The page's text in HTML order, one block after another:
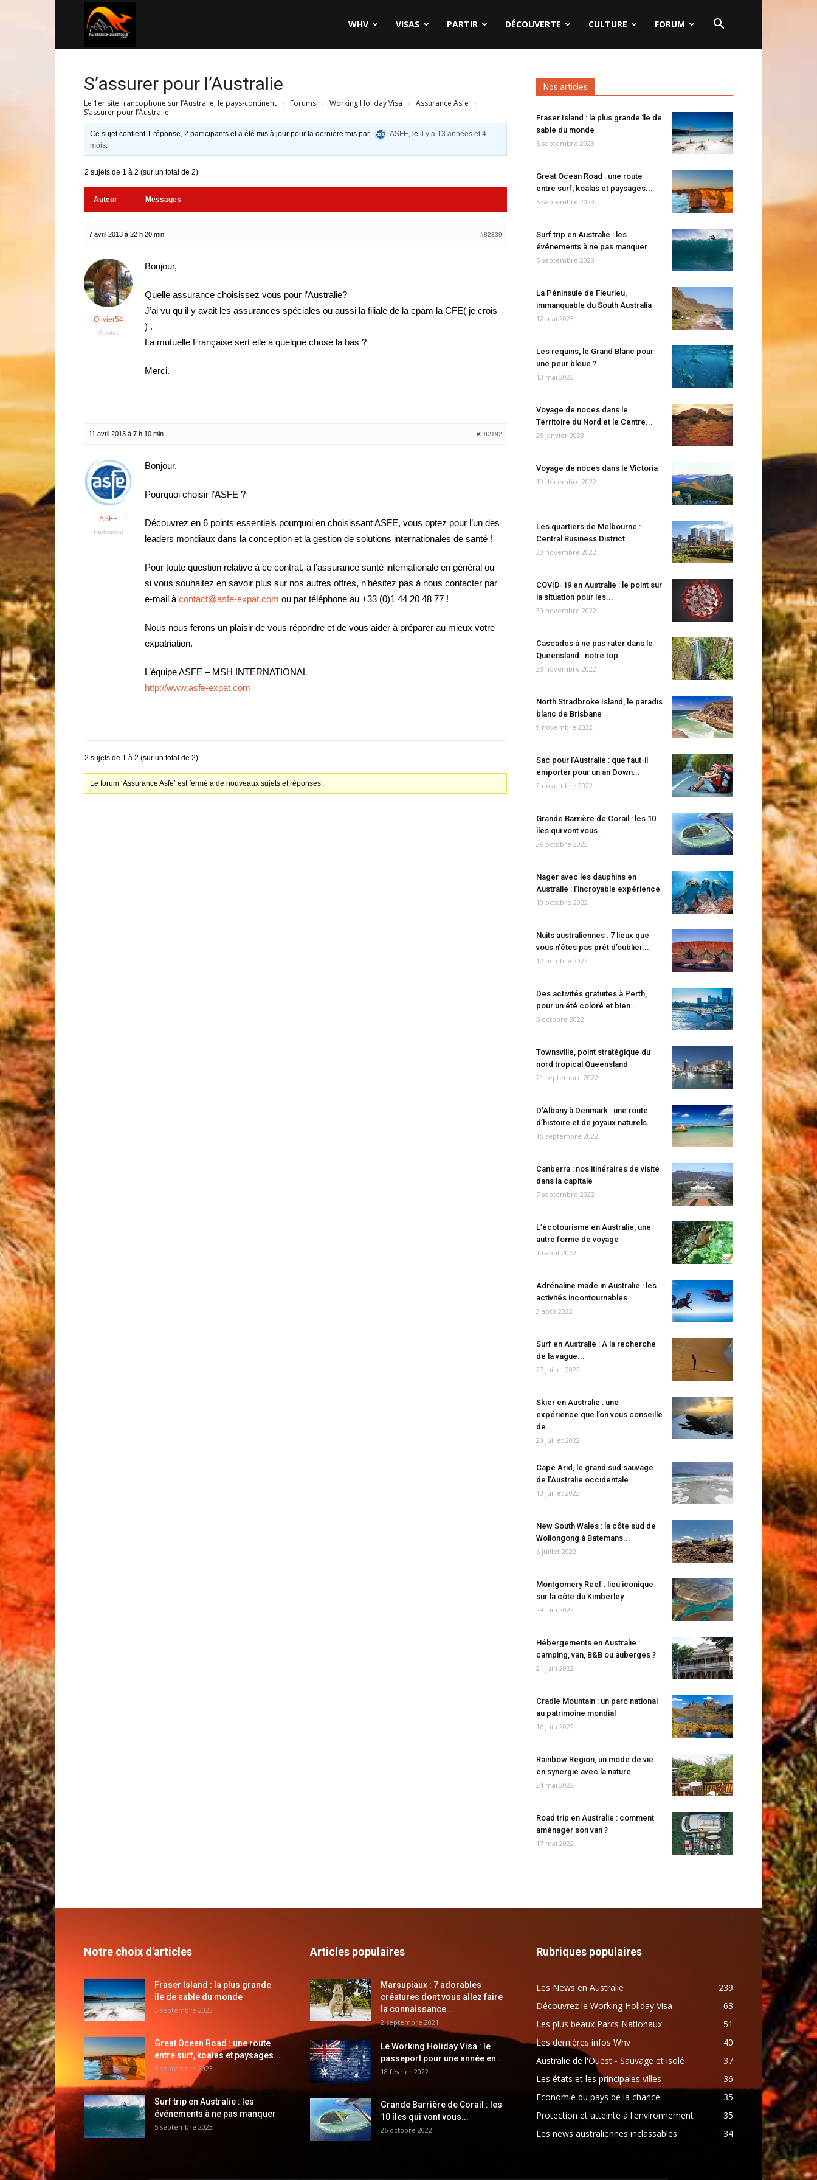
WHV VISAS PARTIR DÉCOUVERTE CULTURE FORUM
S’assurer pour l’Australie
Le 1er site francophone sur l’Australie, le pays-continent › Forums › Working Holiday Visa › Assurance Asfe ›
S’assurer pour l’Australie
Ce sujet contient 1 réponse, 2 participants et a été mis à jour pour la dernière fois par ASFE, leil y a 13 années et 4
mois.
2 sujets de 1 à 2 (sur un total de 2)
Auteur Messages
7 avril 2013 à 22 h 20 min #82339
Olivier54
Membre
Bonjour,
Quelle assurance choisissez vous pour l’Australie?
J’ai vu qu il y avait les assurances spéciales ou aussi la filiale de la cpam la CFE( je crois
) .
La mutuelle Française sert elle à quelque chose la bas ?
Merci.
11 avril 2013 à 7 h 10 min #382192
ASFE
Participant
Bonjour,
Pourquoi choisir l’ASFE ?
Découvrez en 6 points essentiels pourquoi en choisissant ASFE, vous optez pour l’un des
leaders mondiaux dans la conception et la gestion de solutions internationales de santé !
Pour toute question relative à ce contrat, à l’assurance santé internationale en général ou
si vous souhaitez en savoir plus sur nos autres offres, n’hésitez pas à nous contacter par
e-mail à contact@asfe-expat.com ou par téléphone au +33 (0)1 44 20 48 77 !
Nous nous ferons un plaisir de vous répondre et de vous aider à préparer au mieux votre
expatriation.
L’équipe ASFE – MSH INTERNATIONAL
http://www.asfe-expat.com
2 sujets de 1 à 2 (sur un total de 2)
Le forum ‘Assurance Asfe’ est fermé à de nouveaux sujets et réponses.
Nos articles
Fraser Island : la plus grande île de
sable du monde
5 septembre 2023
Great Ocean Road : une route
entre surf, koalas et paysages...
5 septembre 2023
Surf trip en Australie : les
événements à ne pas manquer
5 septembre 2023
La Péninsule de Fleurieu,
immanquable du South Australia
12 mai 2023
Les requins, le Grand Blanc pour
une peur bleue ?
10 mai 2023
Voyage de noces dans le
Territoire du Nord et le Centre...
25 janvier 2023
Voyage de noces dans le Victoria
19 décembre 2022
Les quartiers de Melbourne :
Central Business District
30 novembre 2022
COVID-19 en Australie : le point sur
la situation pour les...
30 novembre 2022
Cascades à ne pas rater dans le
Queensland : notre top...
23 novembre 2022
North Stradbroke Island, le paradis
blanc de Brisbane
9 novembre 2022
Sac pour l’Australie : que faut-il
emporter pour un an Down...
2 novembre 2022
Grande Barrière de Corail : les 10
îles qui vont vous...
26 octobre 2022
Nager avec les dauphins en
Australie : l’incroyable expérience
19 octobre 2022
Nuits australiennes : 7 lieux que
vous n’êtes pas prêt d’oublier...
12 octobre 2022
Des activités gratuites à Perth,
pour un été coloré et bien...
5 octobre 2022
Townsville, point stratégique du
nord tropical Queensland
21 septembre 2022
D’Albany à Denmark : une route
d’histoire et de joyaux naturels
15 septembre 2022
Canberra : nos itinéraires de visite
dans la capitale
7 septembre 2022
L’écotourisme en Australie, une
autre forme de voyage
10 août 2022
Adrénaline made in Australie : les
activités incontournables
3 août 2022
Surf en Australie : A la recherche
de la vague...
27 juillet 2022
Skier en Australie : une
expérience que l’on vous conseille
de...
20 juillet 2022
Cape Arid, le grand sud sauvage
de l’Australie occidentale
13 juillet 2022
New South Wales : la côte sud de
Wollongong à Batemans...
6 juillet 2022
Montgomery Reef : lieu iconique
sur la côte du Kimberley
29 juin 2022
Hébergements en Australie :
camping, van, B&B ou auberges ?
21 juin 2022
Cradle Mountain : un parc national
au patrimoine mondial
16 juin 2022
Rainbow Region, un mode de vie
en synergie avec la nature
24 mai 2022
Road trip en Australie : comment
aménager son van ?
17 mai 2022
Notre choix d'articles
Fraser Island : la plus grande
île de sable du monde
5 septembre 2023
Great Ocean Road : une route
entre surf, koalas et paysages...
5 septembre 2023
Surf trip en Australie : les
événements à ne pas manquer
5 septembre 2023
Articles populaires
Marsupiaux : 7 adorables
créatures dont vous allez faire
la connaissance...
2 septembre 2021
Le Working Holiday Visa : le
passeport pour une année en...
18 février 2022
Grande Barrière de Corail : les
10 îles qui vont vous...
26 octobre 2022
Rubriques populaires
Les News en Australie
239
Découvrez le Working Holiday Visa
63
Les plus beaux Parcs Nationaux
51
Les dernières infos Whv
40
Australie de l'Ouest - Sauvage et isolé
37
Les états et les principales villes
36
Economie du pays de la chance
35
Protection et atteinte à l'environnement
35
Les news australiennes inclassables
34